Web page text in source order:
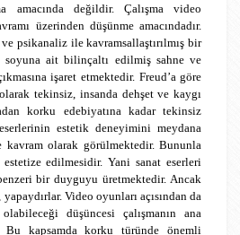
amacında değildir. Çalışma video
üzerinden düşünme amacındadır.
psikanaliz ile kavramsallaştırılmış bir
soyuna ait bilinçaltı edilmiş sahne ve
işaret etmektedir. Freud’a göre
tekinsiz, insanda dehşet ve kaygı
korku edebiyatına kadar tekinsiz
estetik deneyimini meydana
olarak görülmektedir. Bununla
edilmesidir. Yani sanat eserleri
bir duyguyu üretmektedir. Ancak
Video oyunları açısından da
düşüncesi çalışmanın ana
Bu kapsamda korku türünde önemli